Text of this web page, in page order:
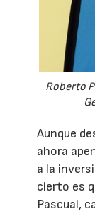
Roberto
Aunque
ahora
a la
cierto es
Pascual,